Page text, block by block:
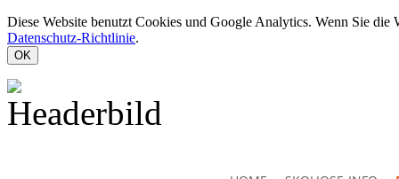
Diese Website benutzt Cookies und Google Analytics. Wenn Sie
Datenschutz-Richtlinie.
OK